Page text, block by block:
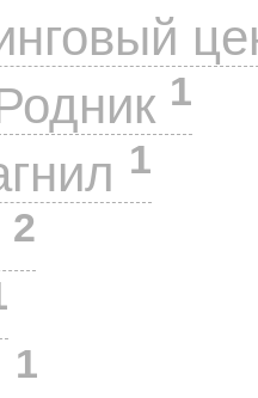
1
1
2
1